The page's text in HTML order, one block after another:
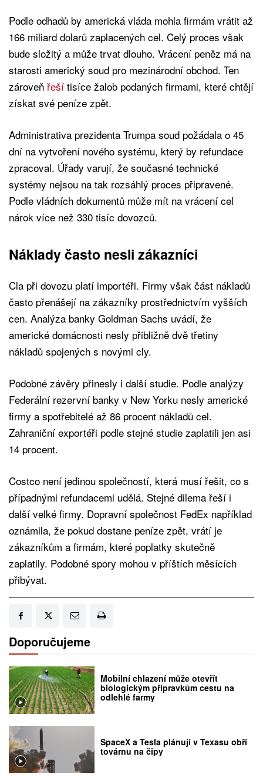
Podle odhadů by americká vláda mohla firmám vrátit až
166 miliard dolarů zaplacených cel. Celý proces však
bude složitý a může trvat dlouho. Vrácení peněz má na
starosti americký soud pro mezinárodní obchod. Ten
zároveň řeší tisíce žalob podaných firmami, které chtějí
získat své peníze zpět.
Administrativa prezidenta Trumpa soud požádala o 45
dní na vytvoření nového systému, který by refundace
zpracoval. Úřady varují, že současné technické
systémy nejsou na tak rozsáhlý proces připravené.
Podle vládních dokumentů může mít na vrácení cel
nárok více než 330 tisíc dovozců.
Náklady často nesli zákazníci
Cla při dovozu platí importéři. Firmy však část nákladů
často přenášejí na zákazníky prostřednictvím vyšších
cen. Analýza banky Goldman Sachs uvádí, že
americké domácnosti nesly přibližně dvě třetiny
nákladů spojených s novými cly.
Podobné závěry přinesly i další studie. Podle analýzy
Federální rezervní banky v New Yorku nesly americké
firmy a spotřebitelé až 86 procent nákladů cel.
Zahraniční exportéři podle stejné studie zaplatili jen asi
14 procent.
Costco není jedinou společností, která musí řešit, co s
případnými refundacemi udělá. Stejné dilema řeší i
další velké firmy. Dopravní společnost FedEx například
oznámila, že pokud dostane peníze zpět, vrátí je
zákazníkům a firmám, které poplatky skutečně
zaplatily. Podobné spory mohou v příštích měsících
přibývat.
Doporučujeme
Mobilní chlazení může otevřít
biologickým přípravkům cestu na
odlehlé farmy
SpaceX a Tesla plánují v Texasu obří
továrnu na čipy